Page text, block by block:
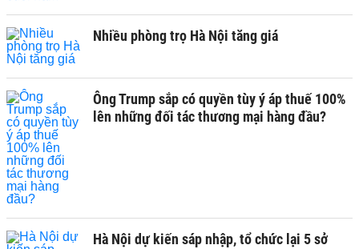
Nhiều phòng trọ Hà Nội tăng giá
Ông Trump sắp có quyền tùy ý áp thuế 100%
lên những đối tác thương mại hàng đầu?
Hà Nội dự kiến sáp nhập, tổ chức lại 5 sở